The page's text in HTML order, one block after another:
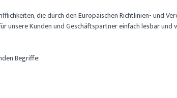
die durch den Europäischen Richtlinien- und
Kunden und Geschäftspartner einfach lesbar
Begriffe: